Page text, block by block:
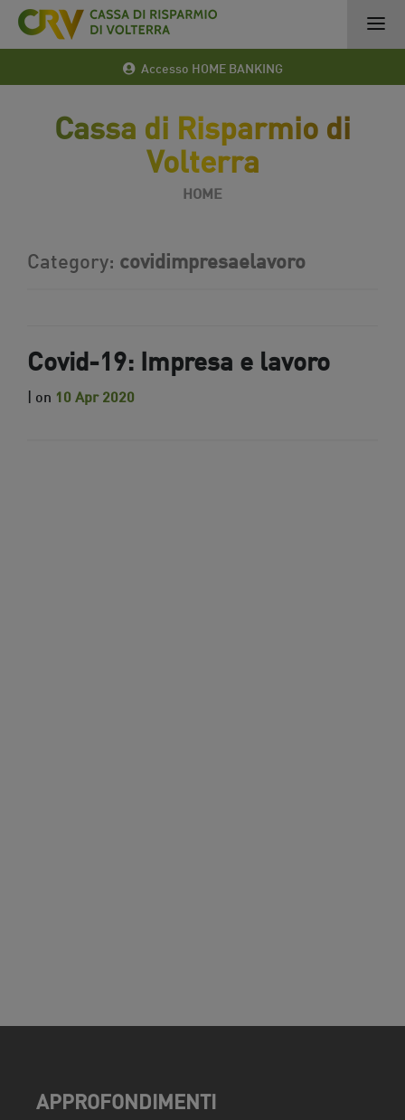
Accesso HOME BANKING
Cassa di Risparmio di
Volterra
HOME
Category: covidimpresaelavoro
Covid-19: Impresa e lavoro
| on 10 Apr 2020
APPROFONDIMENTI